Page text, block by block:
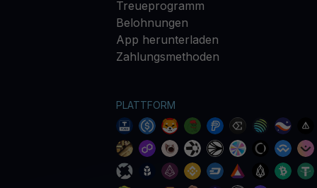
Treueprogramm
Belohnungen
App herunterladen
Zahlungsmethoden
PLATTFORM